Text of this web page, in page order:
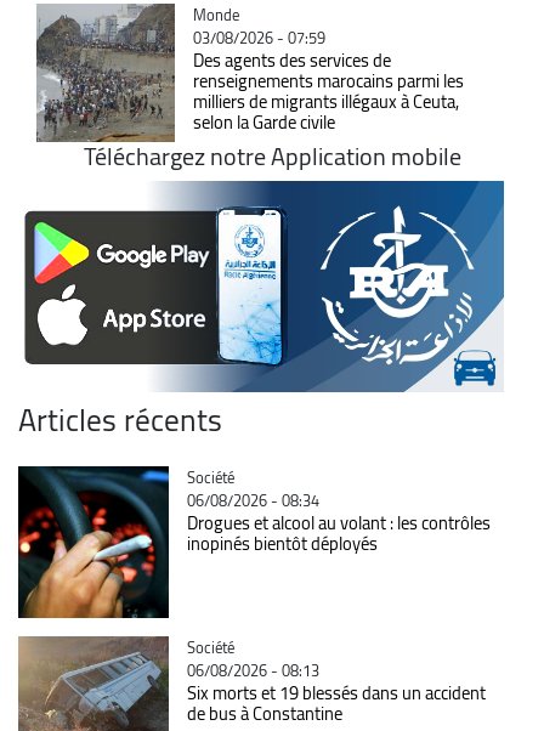
Catégorie
Monde
03/08/2026 - 07:59
Des agents des services de
renseignements marocains parmi les
milliers de migrants illégaux à Ceuta,
selon la Garde civile
Téléchargez notre Application mobile
Articles récents
Catégorie
Société
06/08/2026 - 08:34
Drogues et alcool au volant : les contrôles
inopinés bientôt déployés
Catégorie
Société
06/08/2026 - 08:13
Six morts et 19 blessés dans un accident
de bus à Constantine